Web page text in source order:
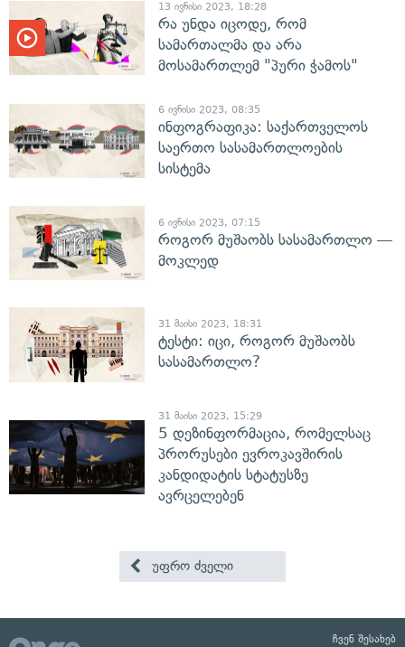
13 ივნისი 2023, 18:28
რა უნდა იცოდე, რომ
სამართალმა და არა
მოსამართლემ "პური ჭამოს"
6 ივნისი 2023, 08:35
ინფოგრაფიკა: საქართველოს
საერთო სასამართლოების
სისტემა
6 ივნისი 2023, 07:15
როგორ მუშაობს სასამართლო —
მოკლედ
31 მაისი 2023, 18:31
ტესტი: იცი, როგორ მუშაობს
სასამართლო?
31 მაისი 2023, 15:29
5 დეზინფორმაცია, რომელსაც
პრორუსები ევროკავშირის
კანდიდატის სტატუსზე
ავრცელებენ
უფრო ძველი
ჩვენ შესახებ